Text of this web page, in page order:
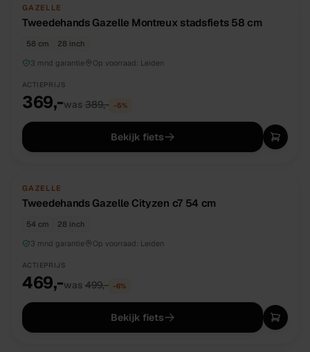
TWEEDEHANDS
GAZELLE
Tweedehands Gazelle Montreux stadsfiets 58 cm
58 cm
28 inch
3 mnd garantie
Op voorraad: Leiden
ACTIEPRIJS
369,-was 389,- −5%
Bekijk fiets
TWEEDEHANDS
GAZELLE
Tweedehands Gazelle Cityzen c7 54 cm
54 cm
28 inch
3 mnd garantie
Op voorraad: Leiden
ACTIEPRIJS
469,-was 499,- −6%
Bekijk fiets